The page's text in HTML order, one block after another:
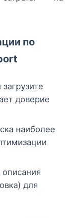
по
доверие
наиболее
для